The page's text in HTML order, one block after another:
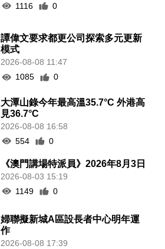
1116
0
譚偉文要求都更公司探索多元更新
模式
2026-08-08 11:47
1085
0
大潭山錄今年最高溫35.7°C 外港高
見36.7°C
2026-08-08 16:58
554
0
《澳門講場特派員》2026年8月3日
2026-08-03 15:19
1149
0
婦聯擬新城A區設長者中心明年運
作
2026-08-08 17:39